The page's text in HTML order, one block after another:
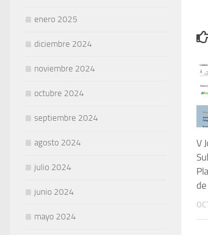
V
enero 2025
diciembre 2024
noviembre 2024
octubre 2024
septiembre 2024
agosto 2024
julio 2024
junio 2024
mayo 2024